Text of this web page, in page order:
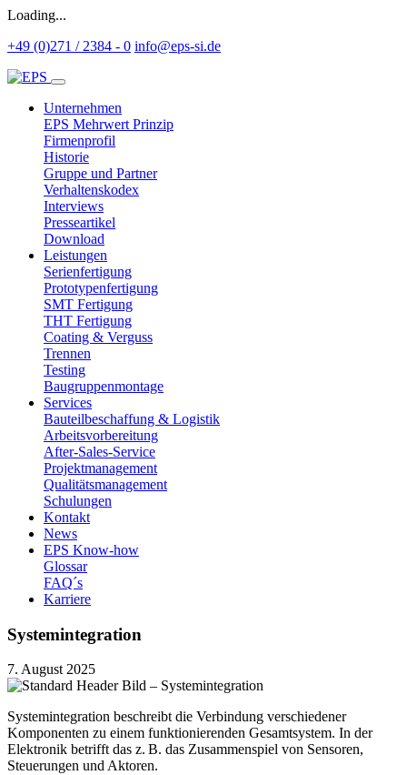
Loading...
+49 (0)271 / 2384 - 0 info@eps-si.de
Unternehmen
EPS Mehrwert Prinzip
Firmenprofil
Historie
Gruppe und Partner
Verhaltenskodex
Interviews
Presseartikel
Download
Leistungen
Serienfertigung
Prototypenfertigung
SMT Fertigung
THT Fertigung
Coating & Verguss
Trennen
Testing
Baugruppenmontage
Services
Bauteilbeschaffung & Logistik
Arbeitsvorbereitung
After-Sales-Service
Projektmanagement
Qualitätsmanagement
Schulungen
Kontakt
News
EPS Know-how
Glossar
FAQ´s
Karriere
Systemintegration
7. August 2025
Systemintegration beschreibt die Verbindung verschiedener
Komponenten zu einem funktionierenden Gesamtsystem. In der
Elektronik betrifft das z. B. das Zusammenspiel von Sensoren,
Steuerungen und Aktoren.